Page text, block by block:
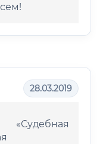
28.03.2019